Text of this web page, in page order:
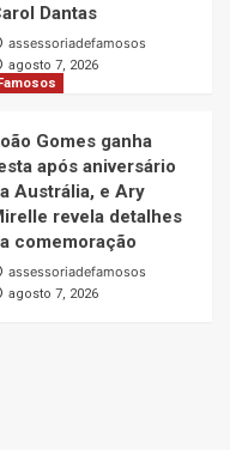
Dantas
assessoriadefamosos
agosto 7, 2026
Gomes ganha
após aniversário
Austrália, e Ary
revela detalhes
comemoração
assessoriadefamosos
agosto 7, 2026